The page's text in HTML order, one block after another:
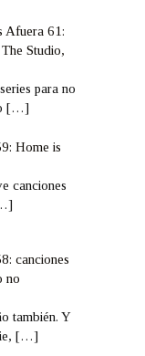
Afuera 61:
Studio,
para no
[…]
Home is
canciones
canciones
no
también. Y
[…]